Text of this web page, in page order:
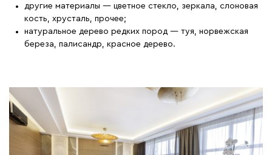
другие материалы ― цветное стекло, зеркала, слоновая
кость, хрусталь, прочее;
натуральное дерево редких пород ― туя, норвежская
береза, палисандр, красное дерево.